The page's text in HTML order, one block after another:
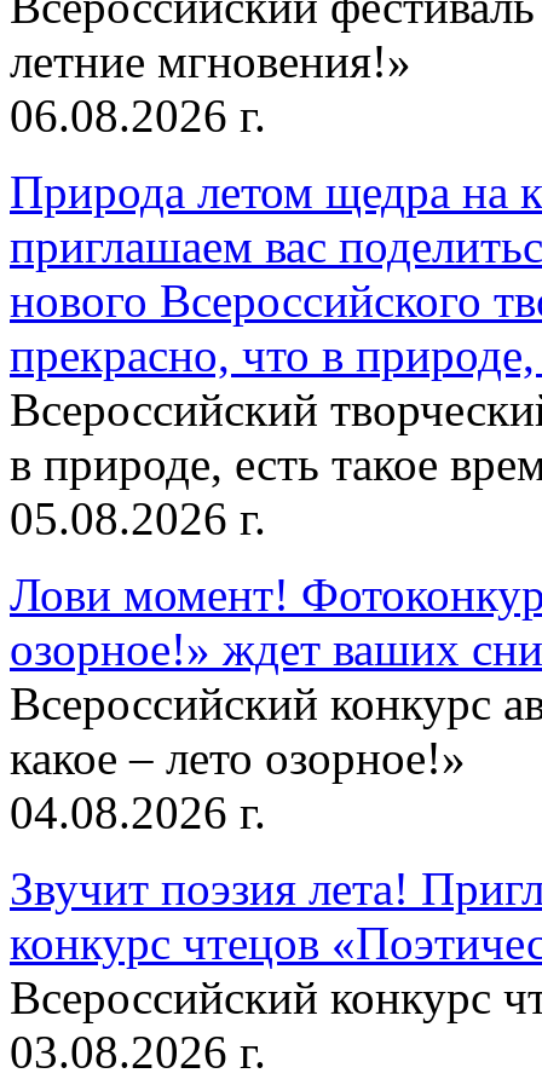
летние мгновения!»
06.08.2026 г.
Природа летом щедра на
приглашаем вас
нового Всероссийского
прекрасно, что в
Всероссийский
в природе, есть такое
05.08.2026 г.
Лови момент!
озорное!» ждет ваших
Всероссийский конкурс
какое – лето озорное!»
04.08.2026 г.
Звучит поэзия лета!
конкурс чтецов
Всероссийский конкурс
03.08.2026 г.